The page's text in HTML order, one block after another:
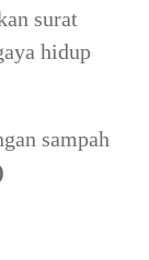
surat
hidup
sampah